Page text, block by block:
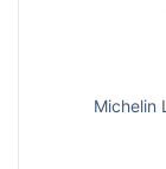
Michelin